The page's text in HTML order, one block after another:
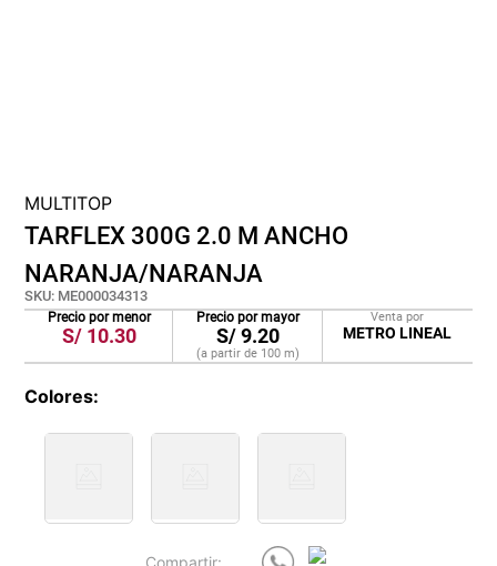
MULTITOP
TARFLEX 300G 2.0 M ANCHO
NARANJA/NARANJA
SKU: ME000034313
Precio por menor
S/ 10.30
Precio por mayor
S/9.20
(a partir de 100 m)
Venta por
METRO LINEAL
Colores